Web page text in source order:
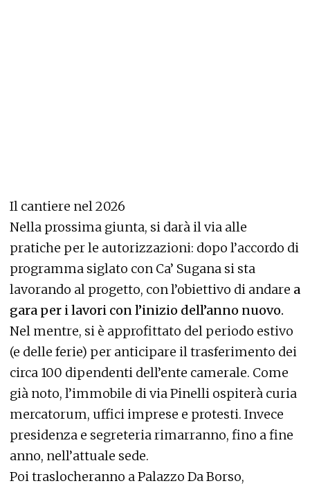
Il cantiere nel 2026
Nella prossima giunta, si darà il via alle
pratiche per le autorizzazioni: dopo l’accordo di
programma siglato con Ca’ Sugana si sta
lavorando al progetto, con l’obiettivo di andare a
gara per i lavori con l’inizio dell’anno nuovo.
Nel mentre, si è approfittato del periodo estivo
(e delle ferie) per anticipare il trasferimento dei
circa 100 dipendenti dell’ente camerale. Come
già noto, l’immobile di via Pinelli ospiterà curia
mercatorum, uffici imprese e protesti. Invece
presidenza e segreteria rimarranno, fino a fine
anno, nell’attuale sede.
Poi traslocheranno a Palazzo Da Borso,